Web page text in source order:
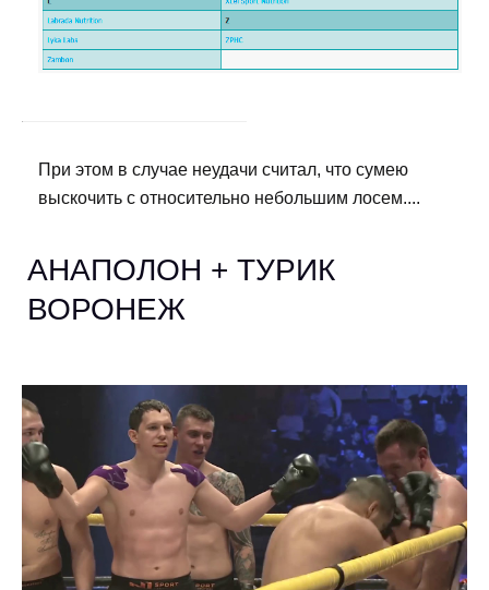
При этом в случае неудачи считал, что сумею
выскочить с относительно небольшим лосем....
АНАПОЛОН + ТУРИК
ВОРОНЕЖ